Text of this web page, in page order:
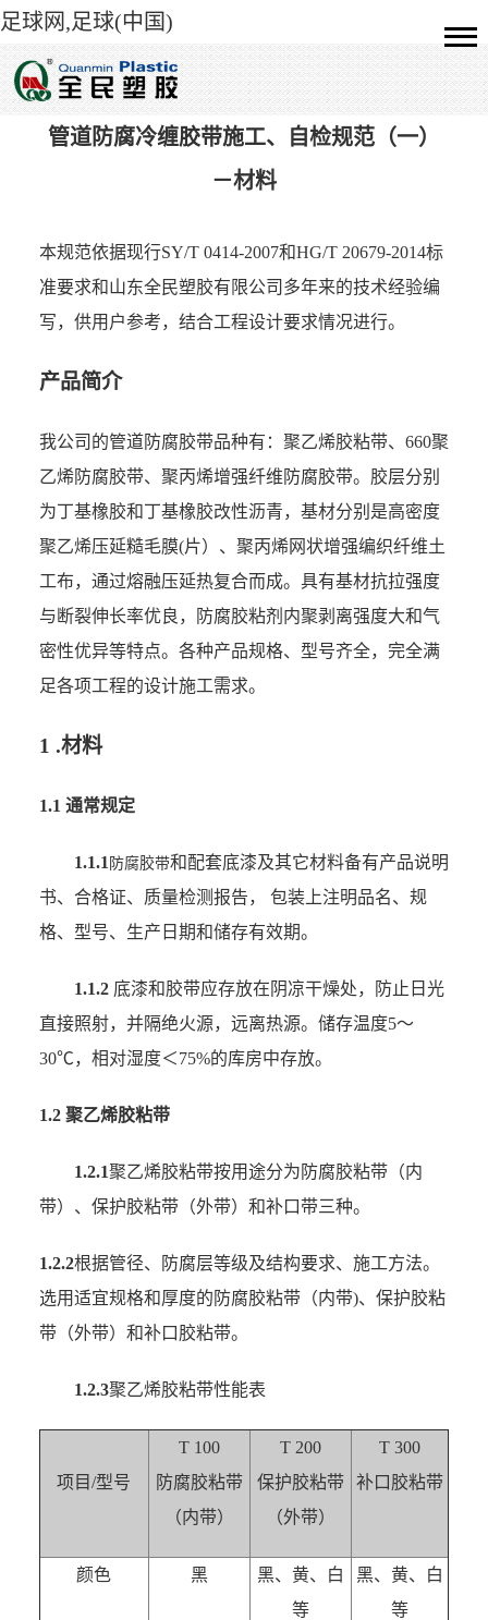
足球网,足球(中国)
管道防腐冷缠胶带施工、自检规范（一）
－材料
本规范依据现行SY/T 0414-2007和HG/T 20679-2014标
准要求和山东全民塑胶有限公司多年来的技术经验编
写，供用户参考，结合工程设计要求情况进行。
产品简介
我公司的管道防腐胶带品种有：聚乙烯胶粘带、660聚
乙烯防腐胶带、聚丙烯增强纤维防腐胶带。胶层分别
为丁基橡胶和丁基橡胶改性沥青，基材分别是高密度
聚乙烯压延糙毛膜(片）、聚丙烯网状增强编织纤维土
工布，通过熔融压延热复合而成。具有基材抗拉强度
与断裂伸长率优良，防腐胶粘剂内聚剥离强度大和气
密性优异等特点。各种产品规格、型号齐全，完全满
足各项工程的设计施工需求。
1 .材料
1.1 通常规定
1.1.1 防腐胶带和配套底漆及其它材料备有产品说明
书、合格证、质量检测报告， 包装上注明品名、规
格、型号、生产日期和储存有效期。
1.1.2底漆和胶带应存放在阴凉干燥处，防止日光
直接照射，并隔绝火源，远离热源。储存温度5～
30℃，相对湿度＜75%的库房中存放。
1.2 聚乙烯胶粘带
1.2.1聚乙烯胶粘带按用途分为防腐胶粘带（内
带）、保护胶粘带（外带）和补口带三种。
1.2.2根据管径、防腐层等级及结构要求、施工方法。
选用适宜规格和厚度的防腐胶粘带（内带)、保护胶粘
带（外带）和补口胶粘带。
1.2.3聚乙烯胶粘带性能表
项目/型号
T 100
防腐胶粘带
（内带）
T 200
保护胶粘带
（外带）
T 300
补口胶粘带
颜色 黑
黑、黄、白
等
黑、黄、白
等